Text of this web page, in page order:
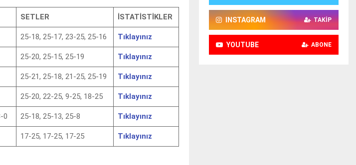
SETLER İSTATİSTİKLER
25-18, 25-17, 23-25, 25-16 Tıklayınız
25-20, 25-15, 25-19 Tıklayınız
25-21, 25-18, 21-25, 25-19 Tıklayınız
25-20, 22-25, 9-25, 18-25 Tıklayınız
0 25-18, 25-13, 25-8 Tıklayınız
17-25, 17-25, 17-25 Tıklayınız
INSTAGRAM TAKIP
YOUTUBE ABONE